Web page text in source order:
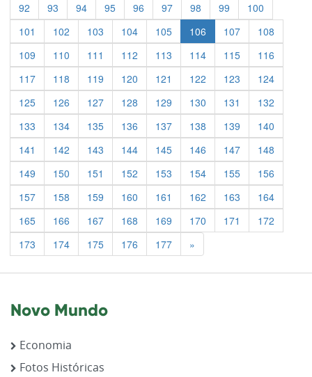
92
93 94 95 96 97 98 99
100
101
102 103 104 105 106 107
108
109
110 111 112 113 114 115
116
117
118 119 120 121 122 123
124
125
126 127 128 129 130 131
132
133
134 135 136 137 138 139
140
141
142 143 144 145 146 147
148
149
150 151 152 153 154 155
156
157
158 159 160 161 162 163
164
165
166 167 168 169 170 171
172
173
174 175 176 177 »
Novo Mundo
Economia
Fotos Históricas